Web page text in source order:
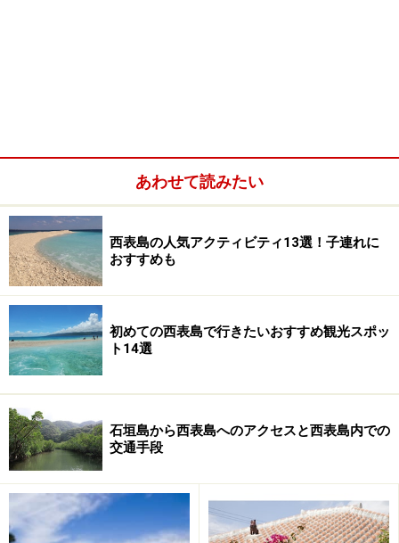
あわせて読みたい
西表島の人気アクティビティ13選！子連れに
おすすめも
初めての西表島で行きたいおすすめ観光スポッ
ト14選
石垣島から西表島へのアクセスと西表島内での
交通手段